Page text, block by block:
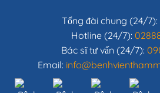
Tổng đài chung (24/7):
Hotline (24/7):
Bác sĩ tư vấn (24/7):
Email: